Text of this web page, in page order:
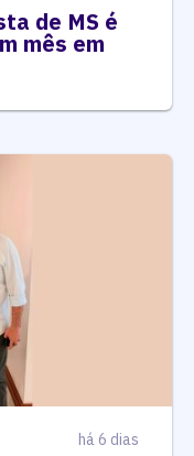
de MS é
mês em
há 6 dias